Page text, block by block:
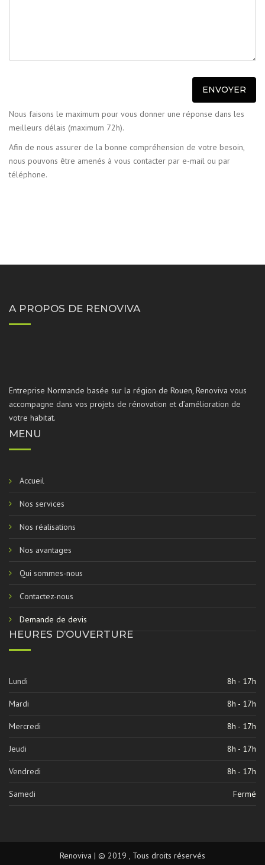
Nous faisons le maximum pour vous donner une réponse dans les
meilleurs délais (maximum 72h).
Afin de nous assurer de la bonne compréhension de votre besoin,
nous pouvons être amenés à vous contacter par e-mail ou par
téléphone.
A PROPOS DE RENOVIVA
Entreprise Normande basée sur la région de Rouen, Renoviva vous
accompagne dans vos projets de rénovation et d’amélioration de
votre habitat.
MENU
Accueil
Nos services
Nos réalisations
Nos avantages
Qui sommes-nous
Contactez-nous
Demande de devis
HEURES D’OUVERTURE
Lundi 8h - 17h
Mardi 8h - 17h
Mercredi 8h - 17h
Jeudi 8h - 17h
Vendredi 8h - 17h
Samedi Fermé
Renoviva | © 2019 , Tous droits réservés